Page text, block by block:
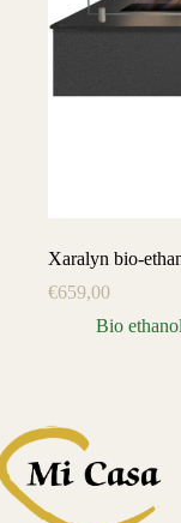
Xaralyn bio-
€659,00
Bio